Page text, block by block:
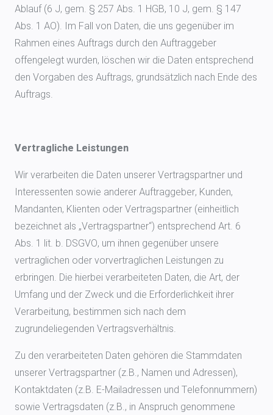
Ablauf (6 J, gem. § 257 Abs. 1 HGB, 10 J, gem. § 147
Abs. 1 AO). Im Fall von Daten, die uns gegenüber im
Rahmen eines Auftrags durch den Auftraggeber
offengelegt wurden, löschen wir die Daten entsprechend
den Vorgaben des Auftrags, grundsätzlich nach Ende des
Auftrags.
Vertragliche Leistungen
Wir verarbeiten die Daten unserer Vertragspartner und
Interessenten sowie anderer Auftraggeber, Kunden,
Mandanten, Klienten oder Vertragspartner (einheitlich
bezeichnet als „Vertragspartner“) entsprechend Art. 6
Abs. 1 lit. b. DSGVO, um ihnen gegenüber unsere
vertraglichen oder vorvertraglichen Leistungen zu
erbringen. Die hierbei verarbeiteten Daten, die Art, der
Umfang und der Zweck und die Erforderlichkeit ihrer
Verarbeitung, bestimmen sich nach dem
zugrundeliegenden Vertragsverhältnis.
Zu den verarbeiteten Daten gehören die Stammdaten
unserer Vertragspartner (z.B., Namen und Adressen),
Kontaktdaten (z.B. E-Mailadressen und Telefonnummern)
sowie Vertragsdaten (z.B., in Anspruch genommene